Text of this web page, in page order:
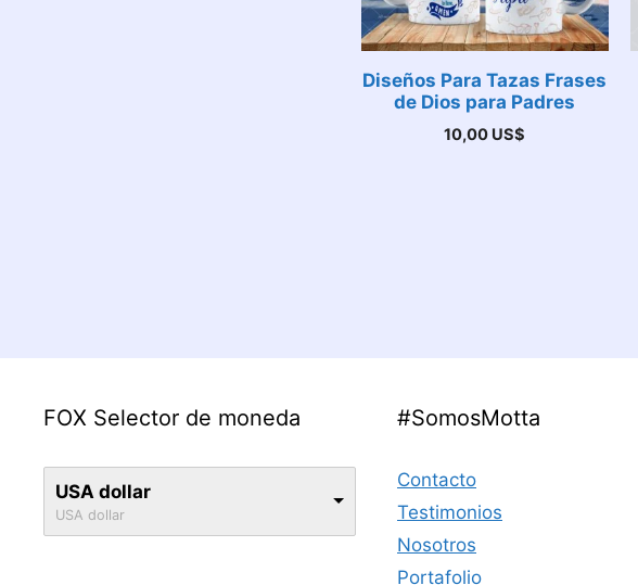
Diseños Para Tazas Frases
de Dios para Padres
10,00 US$
FOX Selector de moneda
USA dollar
USA dollar
#SomosMotta
Contacto
Testimonios
Nosotros
Portafolio